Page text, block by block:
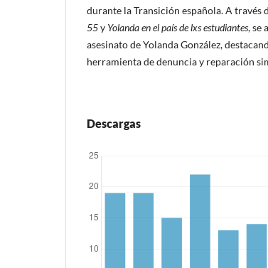
durante la Transición española. A través
55y Yolanda en el país de lxs estudiantes, se
asesinato de Yolanda González,
herramienta de denuncia y reparación
Descargas